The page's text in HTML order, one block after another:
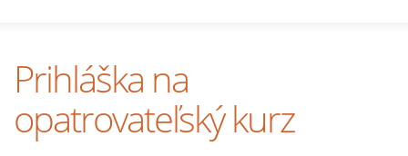
Prihláška na
opatrovateľský kurz